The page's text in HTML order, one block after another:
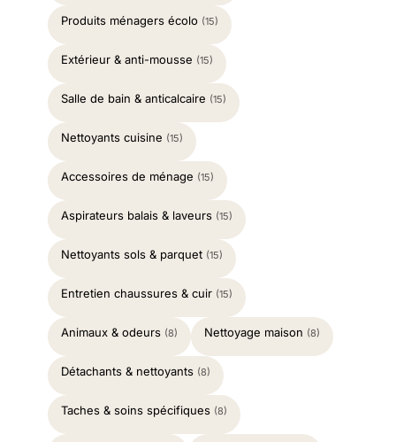
Produits ménagers écolo (15)
Extérieur & anti-mousse (15)
Salle de bain & anticalcaire (15)
Nettoyants cuisine (15)
Accessoires de ménage (15)
Aspirateurs balais & laveurs (15)
Nettoyants sols & parquet (15)
Entretien chaussures & cuir (15)
Animaux & odeurs (8) Nettoyage maison (8)
Détachants & nettoyants (8)
Taches & soins spécifiques (8)